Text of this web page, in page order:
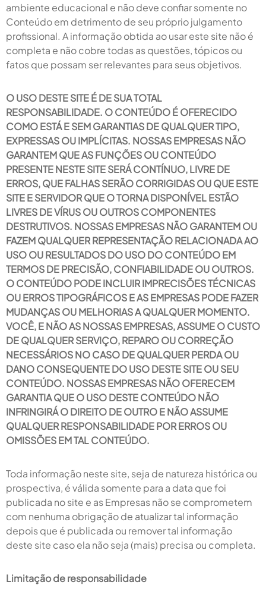
ambiente educacional e não deve confiar somente no
Conteúdo em detrimento de seu próprio julgamento
profissional. A informação obtida ao usar este site não é
completa e não cobre todas as questões, tópicos ou
fatos que possam ser relevantes para seus objetivos.
O USO DESTE SITE É DE SUA TOTAL
RESPONSABILIDADE. O CONTEÚDO É OFERECIDO
COMO ESTÁ E SEM GARANTIAS DE QUALQUER TIPO,
EXPRESSAS OU IMPLÍCITAS. NOSSAS EMPRESAS NÃO
GARANTEM QUE AS FUNÇÕES OU CONTEÚDO
PRESENTE NESTE SITE SERÁ CONTÍNUO, LIVRE DE
ERROS, QUE FALHAS SERÃO CORRIGIDAS OU QUE ESTE
SITE E SERVIDOR QUE O TORNA DISPONÍVEL ESTÃO
LIVRES DE VÍRUS OU OUTROS COMPONENTES
DESTRUTIVOS. NOSSAS EMPRESAS NÃO GARANTEM OU
FAZEM QUALQUER REPRESENTAÇÃO RELACIONADA AO
USO OU RESULTADOS DO USO DO CONTEÚDO EM
TERMOS DE PRECISÃO, CONFIABILIDADE OU OUTROS.
O CONTEÚDO PODE INCLUIR IMPRECISÕES TÉCNICAS
OU ERROS TIPOGRÁFICOS E AS EMPRESAS PODE FAZER
MUDANÇAS OU MELHORIAS A QUALQUER MOMENTO.
VOCÊ, E NÃO AS NOSSAS EMPRESAS, ASSUME O CUSTO
DE QUALQUER SERVIÇO, REPARO OU CORREÇÃO
NECESSÁRIOS NO CASO DE QUALQUER PERDA OU
DANO CONSEQUENTE DO USO DESTE SITE OU SEU
CONTEÚDO. NOSSAS EMPRESAS NÃO OFERECEM
GARANTIA QUE O USO DESTE CONTEÚDO NÃO
INFRINGIRÁ O DIREITO DE OUTRO E NÃO ASSUME
QUALQUER RESPONSABILIDADE POR ERROS OU
OMISSÕES EM TAL CONTEÚDO.
Toda informação neste site, seja de natureza histórica ou
prospectiva, é válida somente para a data que foi
publicada no site e as Empresas não se comprometem
com nenhuma obrigação de atualizar tal informação
depois que é publicada ou remover tal informação
deste site caso ela não seja (mais) precisa ou completa.
Limitação de responsabilidade